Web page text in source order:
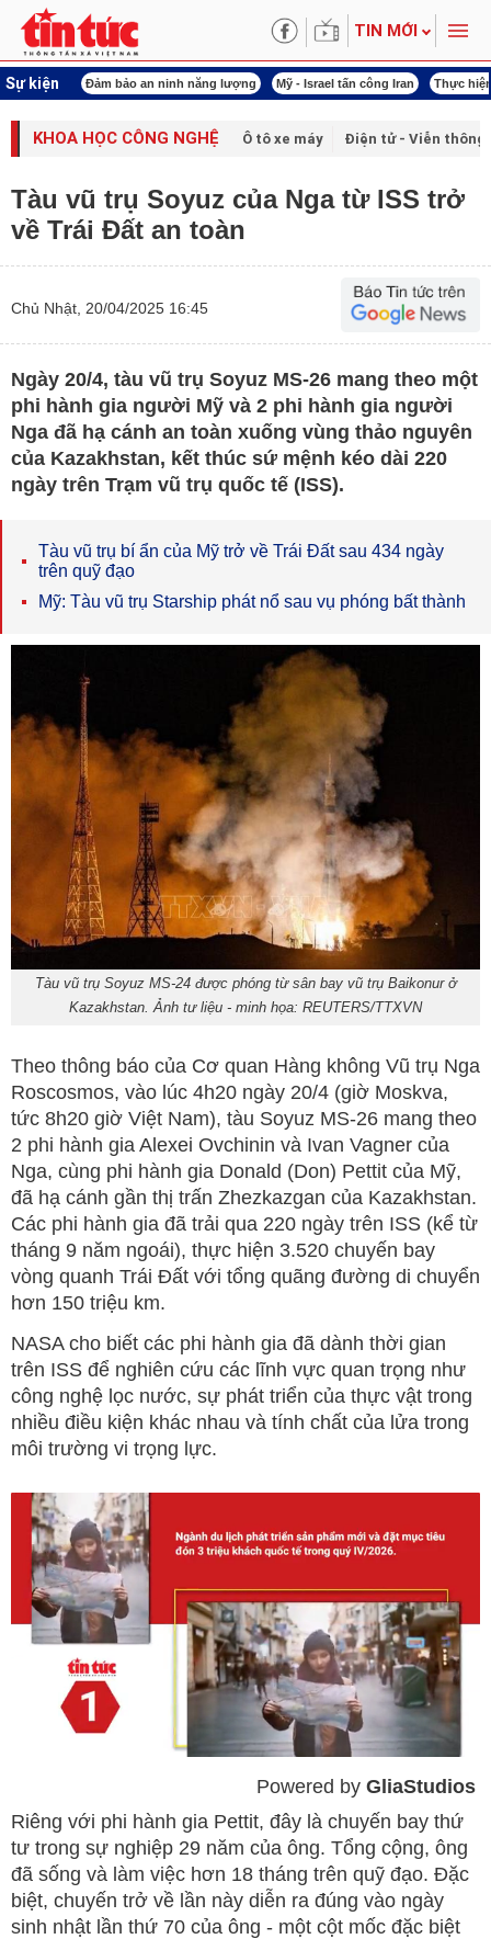
TIN MỚI
Sự kiện
khóa XVI Đảm bảo an ninh năng lượng Mỹ - Israel tấn công Iran Thực
KHOA HỌC CÔNG NGHỆ Ô tô xe máy Điện tử - Viễn thông
Tàu vũ trụ Soyuz của Nga từ ISS trở
về Trái Đất an toàn
Chủ Nhật, 20/04/2025 16:45
Ngày 20/4, tàu vũ trụ Soyuz MS-26 mang theo một
phi hành gia người Mỹ và 2 phi hành gia người
Nga đã hạ cánh an toàn xuống vùng thảo nguyên
của Kazakhstan, kết thúc sứ mệnh kéo dài 220
ngày trên Trạm vũ trụ quốc tế (ISS).
Tàu vũ trụ bí ẩn của Mỹ trở về Trái Đất sau 434 ngày
trên quỹ đạo
Mỹ: Tàu vũ trụ Starship phát nổ sau vụ phóng bất thành
Tàu vũ trụ Soyuz MS-24 được phóng từ sân bay vũ trụ Baikonur ở
Kazakhstan. Ảnh tư liệu - minh họa: REUTERS/TTXVN
Theo thông báo của Cơ quan Hàng không Vũ trụ Nga
Roscosmos, vào lúc 4h20 ngày 20/4 (giờ Moskva,
tức 8h20 giờ Việt Nam), tàu Soyuz MS-26 mang theo
2 phi hành gia Alexei Ovchinin và Ivan Vagner của
Nga, cùng phi hành gia Donald (Don) Pettit của Mỹ,
đã hạ cánh gần thị trấn Zhezkazgan của Kazakhstan.
Các phi hành gia đã trải qua 220 ngày trên ISS (kể từ
tháng 9 năm ngoái), thực hiện 3.520 chuyến bay
vòng quanh Trái Đất với tổng quãng đường di chuyển
hơn 150 triệu km.
NASA cho biết các phi hành gia đã dành thời gian
trên ISS để nghiên cứu các lĩnh vực quan trọng như
công nghệ lọc nước, sự phát triển của thực vật trong
nhiều điều kiện khác nhau và tính chất của lửa trong
môi trường vi trọng lực.
Powered by GliaStudios
Riêng với phi hành gia Pettit, đây là chuyến bay thứ
tư trong sự nghiệp 29 năm của ông. Tổng cộng, ông
đã sống và làm việc hơn 18 tháng trên quỹ đạo. Đặc
biệt, chuyến trở về lần này diễn ra đúng vào ngày
sinh nhật lần thứ 70 của ông - một cột mốc đặc biệt